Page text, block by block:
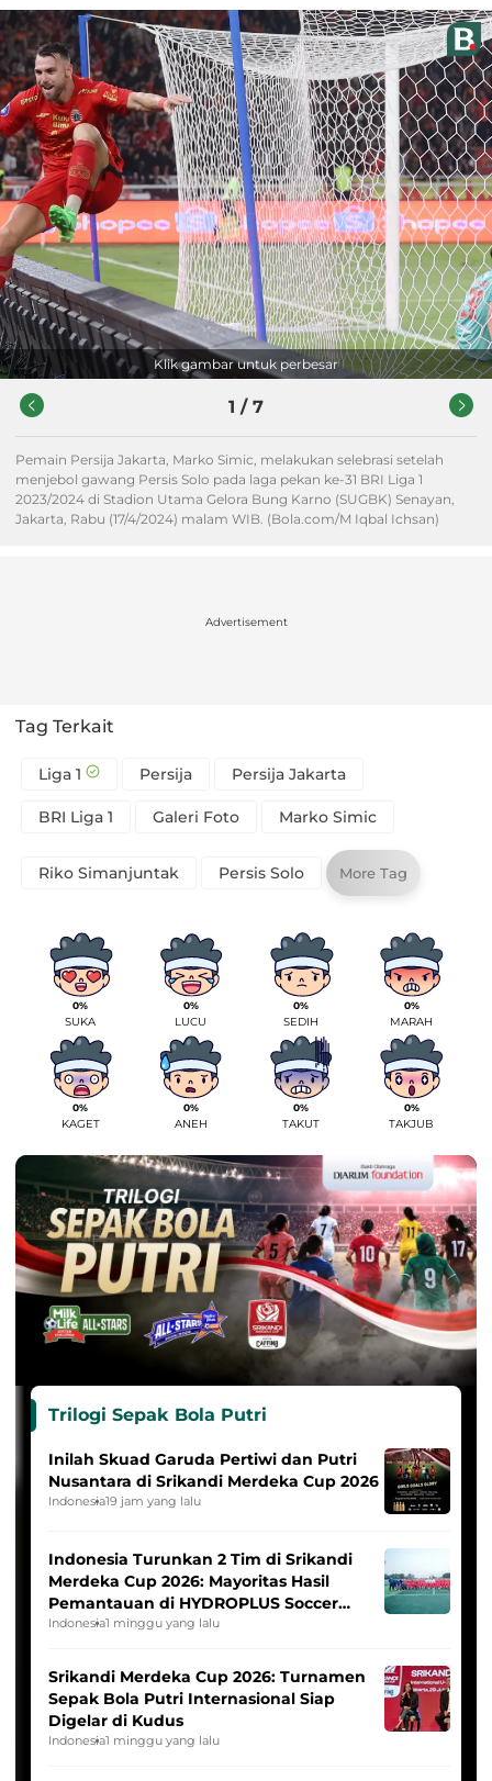
Klik gambar untuk perbesar
1 / 7
Pemain Persija Jakarta, Marko Simic, melakukan selebrasi setelah
menjebol gawang Persis Solo pada laga pekan ke-31 BRI Liga 1
2023/2024 di Stadion Utama Gelora Bung Karno (SUGBK) Senayan,
Jakarta, Rabu (17/4/2024) malam WIB. (Bola.com/M Iqbal Ichsan)
Advertisement
Tag Terkait
Liga 1 Persija Persija Jakarta
BRI Liga 1 Galeri Foto Marko Simic
Riko Simanjuntak Persis Solo More Tag
0%
SUKA
0%
LUCU
0%
SEDIH
0%
MARAH
0%
KAGET
0%
ANEH
0%
TAKUT
0%
TAKJUB
Trilogi Sepak Bola Putri
Inilah Skuad Garuda Pertiwi dan Putri
Nusantara di Srikandi Merdeka Cup 2026
Indonesia19 jam yang lalu
Indonesia Turunkan 2 Tim di Srikandi
Merdeka Cup 2026: Mayoritas Hasil
Pemantauan di HYDROPLUS Soccer
League
Indonesia1 minggu yang lalu
Srikandi Merdeka Cup 2026: Turnamen
Sepak Bola Putri Internasional Siap
Digelar di Kudus
Indonesia1 minggu yang lalu